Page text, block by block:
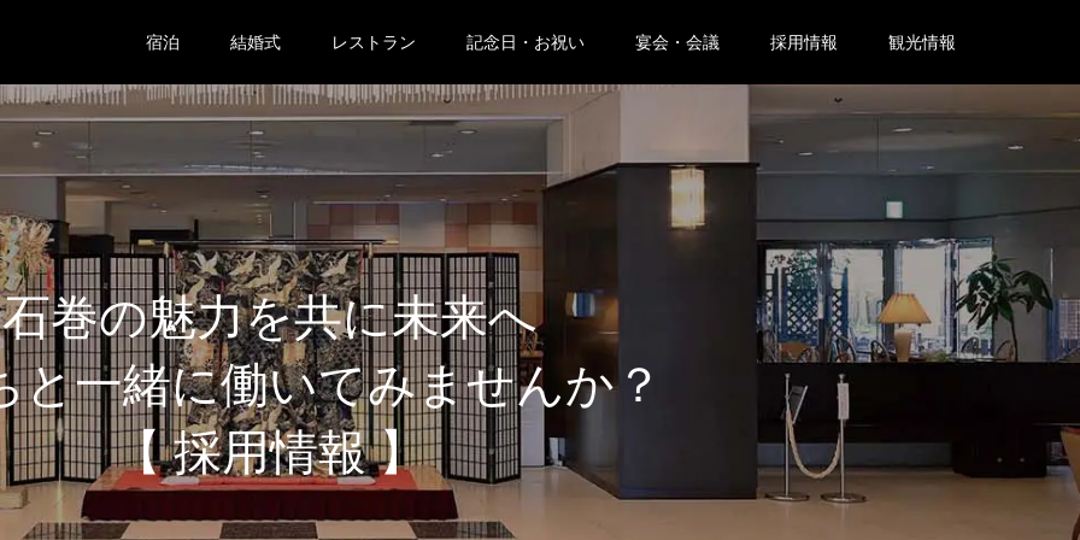
宿泊 結婚式 レストラン 記念日・お祝い 宴会・会議 採用情報 観光情報
石巻の魅力を共に未来へ
と一緒に働いてみませんか？
【 採用情報 】